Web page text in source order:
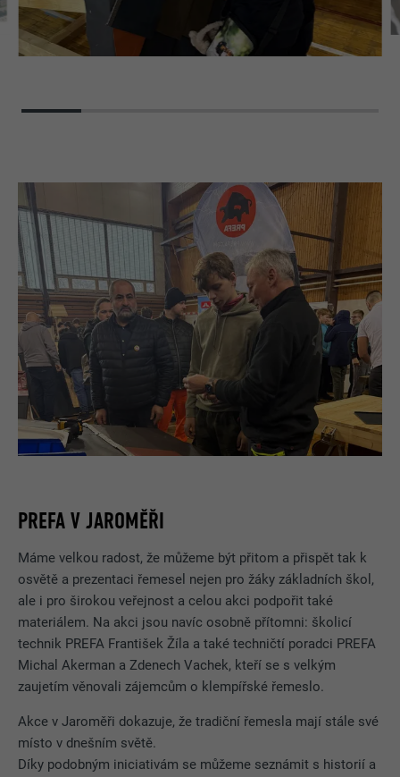
PREFA V JAROMĚŘI
Máme velkou radost, že můžeme být přitom a přispět tak k
osvětě a prezentaci řemesel nejen pro žáky základních škol,
ale i pro širokou veřejnost a celou akci podpořit také
materiálem. Na akci jsou navíc osobně přítomni: školicí
technik PREFA František Žíla a také techničtí poradci PREFA
Michal Akerman a Zdenech Vachek, kteří se s velkým
zaujetím věnovali zájemcům o klempířské řemeslo.
Akce v Jaroměři dokazuje, že tradiční řemesla mají stále své
místo v dnešním světě.
Díky podobným iniciativám se můžeme seznámit s historií a